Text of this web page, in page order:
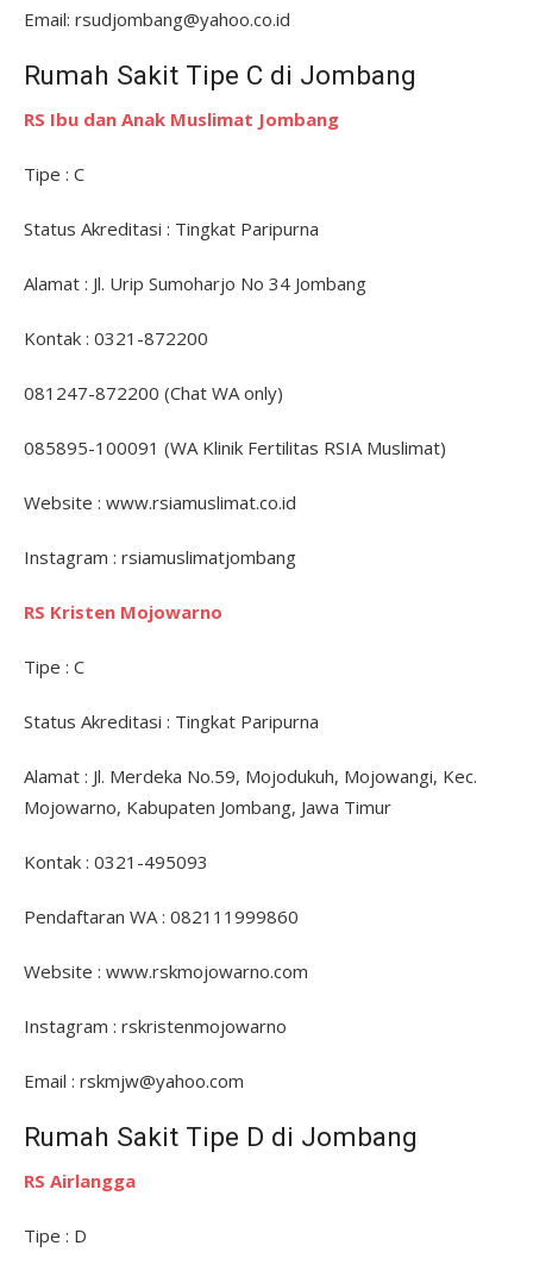
Email: rsudjombang@yahoo.co.id
Rumah Sakit Tipe C di Jombang
RS Ibu dan Anak Muslimat Jombang
Tipe : C
Status Akreditasi : Tingkat Paripurna
Alamat : Jl. Urip Sumoharjo No 34 Jombang
Kontak : 0321-872200
081247-872200 (Chat WA only)
085895-100091 (WA Klinik Fertilitas RSIA Muslimat)
Website : www.rsiamuslimat.co.id
Instagram : rsiamuslimatjombang
RS Kristen Mojowarno
Tipe : C
Status Akreditasi : Tingkat Paripurna
Alamat : Jl. Merdeka No.59, Mojodukuh, Mojowangi, Kec.
Mojowarno, Kabupaten Jombang, Jawa Timur
Kontak : 0321-495093
Pendaftaran WA : 082111999860
Website : www.rskmojowarno.com
Instagram : rskristenmojowarno
Email : rskmjw@yahoo.com
Rumah Sakit Tipe D di Jombang
RS Airlangga
Tipe : D